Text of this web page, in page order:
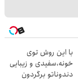
با این روش توی
خونه،سفیدی و زیبایی
دندوناتو برگردون